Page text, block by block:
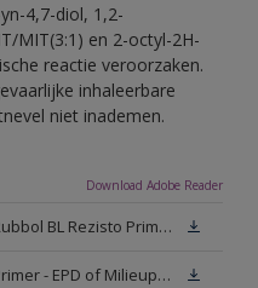
4,7-diol, 1,2-
MIT(3:1) en 2-octyl-2H-
reactie veroorzaken.
inhaleerbare
niet inademen.
Download Adobe Reader
Technisch Informatieblad Rubbol BL Rezisto Primer (New Livery) (PDF)
Sikkens Waterborne Trim Primer - EPD of Milieuproductverklaring